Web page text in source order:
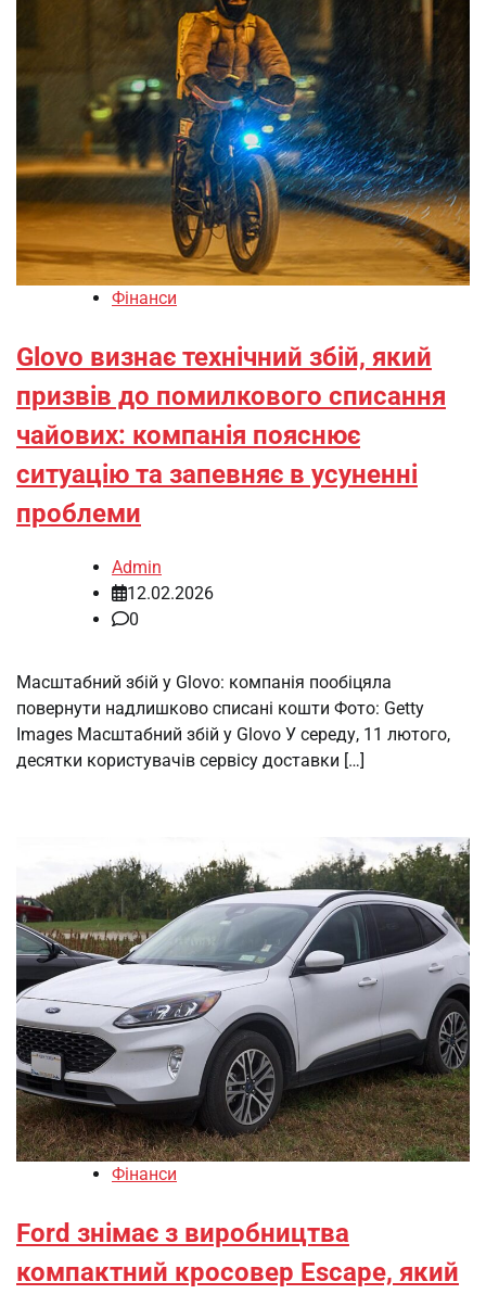
Фінанси
Glovo визнає технічний збій, який
призвів до помилкового списання
чайових: компанія пояснює
ситуацію та запевняє в усуненні
проблеми
Admin
12.02.2026
0
Масштабний збій у Glovo: компанія пообіцяла
повернути надлишково списані кошти Фото: Getty
Images Масштабний збій у Glovo У середу, 11 лютого,
десятки користувачів сервісу доставки […]
Фінанси
Ford знімає з виробництва
компактний кросовер Escape, який